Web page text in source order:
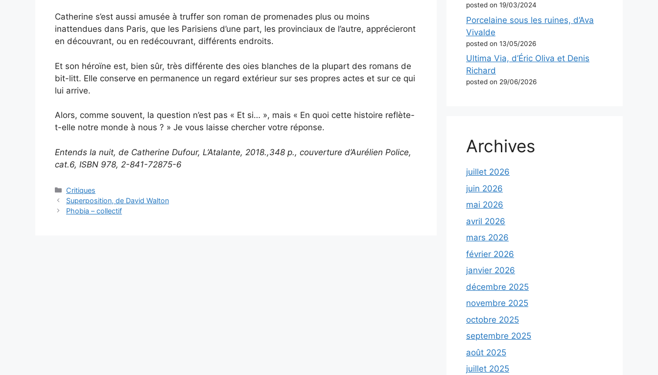
Catherine s’est aussi amusée à truffer son roman de promenades plus ou moins
inattendues dans Paris, que les Parisiens d’une part, les provinciaux de l’autre, apprécieront
en découvrant, ou en redécouvrant, différents endroits.
Et son héroïne est, bien sûr, très différente des oies blanches de la plupart des romans de
bit-litt. Elle conserve en permanence un regard extérieur sur ses propres actes et sur ce qui
lui arrive.
Alors, comme souvent, la question n’est pas « Et si… », mais « En quoi cette histoire reflète-
t-elle notre monde à nous ? » Je vous laisse chercher votre réponse.
Entends la nuit, de Catherine Dufour, L’Atalante, 2018.,348 p., couverture d’Aurélien Police,
cat.6, ISBN 978, 2-841-72875-6
Critiques
Superposition, de David Walton
Phobia – collectif
posted on 19/03/2024
Porcelaine sous les ruines, d’Ava
Vivalde
posted on 13/05/2026
Ultima Via, d’Éric Oliva et Denis
Richard
posted on 29/06/2026
Archives
juillet 2026
juin 2026
mai 2026
avril 2026
mars 2026
février 2026
janvier 2026
décembre 2025
novembre 2025
octobre 2025
septembre 2025
août 2025
juillet 2025